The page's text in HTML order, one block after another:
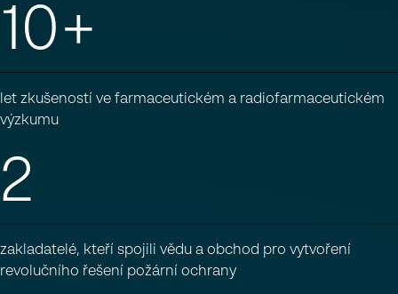
10+
let zkušeností ve farmaceutickém a radiofarmaceutickém
výzkumu
2
zakladatelé, kteří spojili vědu a obchod pro vytvoření
revolučního řešení požární ochrany